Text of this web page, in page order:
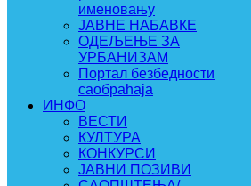
именовању
ЈАВНЕ НАБАВКЕ
ОДЕЉЕЊЕ ЗА
УРБАНИЗАМ
Портал безбедности
саобраћаја
ИНФО
ВЕСТИ
КУЛТУРА
КОНКУРСИ
ЈАВНИ ПОЗИВИ